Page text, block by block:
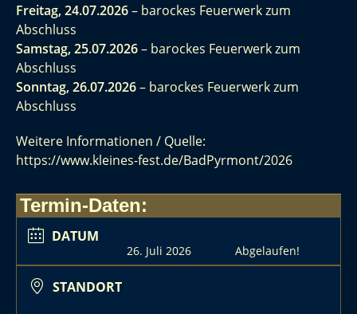
Freitag, 24.07.2026– barockes Feuerwerk zum
Abschluss
Samstag, 25.07.2026– barockes Feuerwerk zum
Abschluss
Sonntag, 26.07.2026– barockes Feuerwerk zum
Abschluss
Weitere Informationen / Quelle:
https://www.kleines-fest.de/BadPyrmont/2026
Termin-Daten:
DATUM
26. Juli 2026 Abgelaufen!
STANDORT